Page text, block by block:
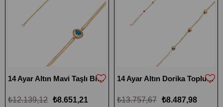
14 Ayar Altın Mavi Taşlı Bileklik
₺8.651,21
₺12.139,12
14 Ayar Altın Dorika Toplu Bileklik
₺8.487,98
₺13.757,67